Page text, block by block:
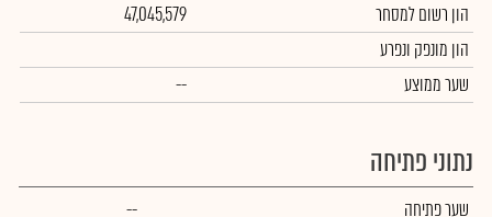
הון רשום למסחר
47,045,579
הון מונפק ונפרע
שער ממוצע
--
נתוני פתיחה
שער פתיחה --